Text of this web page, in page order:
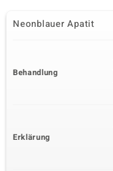
Neonblauer Apatit
Krappenfassung
Zirkon
Neonblauer Apatit
Behandlung
Erklärung